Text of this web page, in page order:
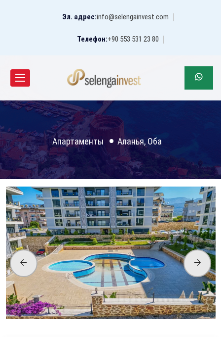
Эл. адрес:info@selengainvest.com
Телефон:+90 553 531 23 80
Апартаменты Аланья, Оба